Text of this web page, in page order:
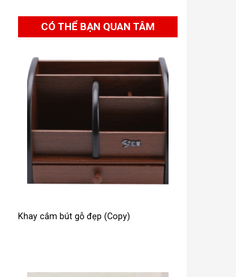
CÓ THỂ BẠN QUAN TÂM
Khay cắm bút gỗ đẹp (Copy)